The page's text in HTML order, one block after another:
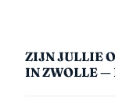
ZIJN JULLIE
IN ZWOLLE —